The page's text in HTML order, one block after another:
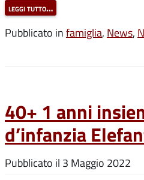
leggi tutto…
Pubblicato in famiglia, News,
40+ 1 anni
d’infanzia
Pubblicato il 3 Maggio 2022